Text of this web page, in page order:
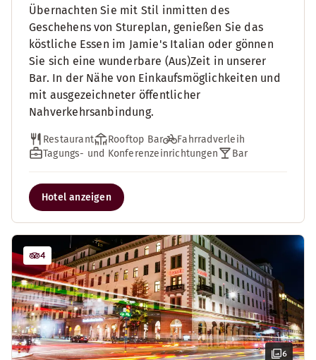
Übernachten Sie mit Stil inmitten des
Geschehens von Stureplan, genießen Sie das
köstliche Essen im Jamie's Italian oder gönnen
Sie sich eine wunderbare (Aus)Zeit in unserer
Bar. In der Nähe von Einkaufsmöglichkeiten und
mit ausgezeichneter öffentlicher
Nahverkehrsanbindung.
Restaurant Rooftop Bar
Fahrradverleih
Tagungs- und Konferenzeinrichtungen
Bar
Hotel anzeigen
6
4